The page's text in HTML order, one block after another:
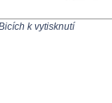
k vytisknutí